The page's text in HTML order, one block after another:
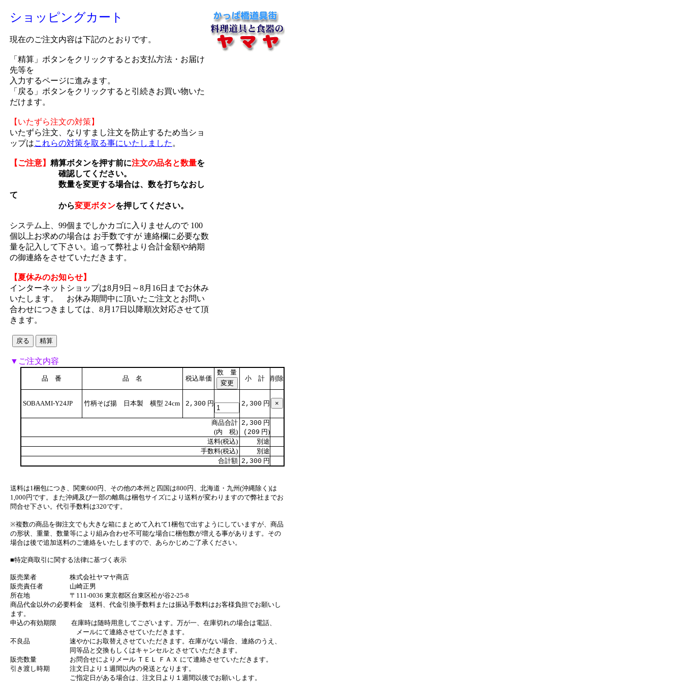
ショッピングカート
現在のご注文内容は下記のとおりです。
「精算」ボタンをクリックするとお支払方法・お届け
先等を
入力するページに進みます。
「戻る」ボタンをクリックすると引続きお買い物いた
だけます。
【いたずら注文の対策】
いたずら注文、なりすまし注文を防止するため当ショ
ップはこれらの対策を取る事にいたしました 。
【ご注意】 精算ボタンを押す前に注文の品名と数量を
確認してください。
数量を変更する場合は、数を打ちなおし
て
から変更ボタンを押してください。
システム上、99個までしかカゴに入りませんので 100
個以上お求めの場合は お手数ですが 連絡欄に必要な数
量を記入して下さい。追って弊社より合計金額や納期
の御連絡をさせていただきます。
【夏休みのお知らせ】
インターネットショップは8月9日～8月16日までお休み
いたします。 お休み期間中に頂いたご注文とお問い
合わせにつきましては、8月17日以降順次対応させて頂
きます。
▼ご注文内容
品 番 品 名 税込単価
数 量
小 計
削除
SOBAAMI-Y24JP 竹柄そば揚 日本製 横型 24cm 2,300 円 2,300 円
商品合計
(内 税)
2,300 円
(209 円)
送料(税込)
別途
手数料(税込)
別途
合計額 2,300 円
送料は1梱包につき、関東600円、その他の本州と四国は800円、北海道・九州(沖縄除く)は
1,000円です。また沖縄及び一部の離島は梱包サイズにより送料が変わりますので弊社までお
問合せ下さい。代引手数料は320です。
※複数の商品を御注文でも大きな箱にまとめて入れて1梱包で出すようにしていますが、商品
の形状、重量、数量等により組み合わせ不可能な場合に梱包数が増える事があります。その
場合は後で追加送料のご連絡をいたしますので、あらかじめご了承ください。
■特定商取引に関する法律に基づく表示
販売業者 株式会社ヤマヤ商店
販売責任者 山崎正男
所在地 〒111-0036 東京都区台東区松が谷2-25-8
商品代金以外の必要料金 送料、代金引換手数料または振込手数料はお客様負担でお願いし
ます。
申込の有効期限 在庫時は随時用意してございます。万が一、在庫切れの場合は電話、
メールにて連絡させていただきます。
不良品 速やかにお取替えさせていただきます。在庫がない場合、連絡のうえ、
同等品と交換もしくはキャンセルとさせていただきます。
販売数量 お問合せによりメール ＴＥＬ ＦＡＸ にて連絡させていただきます。
引き渡し時期 注文日より１週間以内の発送となります。
ご指定日がある場合は、注文日より１週間以後でお願いします。